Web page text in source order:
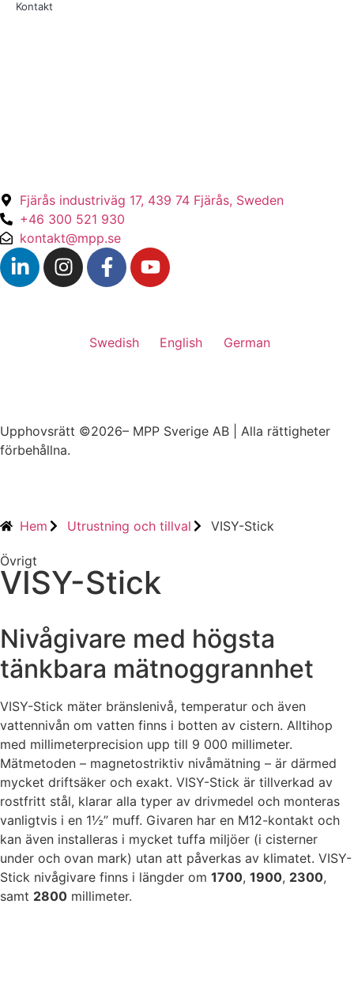
Kontakt
Fjärås industriväg 17, 439 74 Fjärås, Sweden
+46 300 521 930
kontakt@mpp.se
Swedish English German
Upphovsrätt ©2026– MPP Sverige AB | Alla rättigheter
förbehållna.
Hem Utrustning och tillval VISY-Stick
Övrigt
VISY-Stick
Nivågivare med högsta
tänkbara mätnoggrannhet
VISY-Stick mäter bränslenivå, temperatur och även
vattennivån om vatten finns i botten av cistern. Alltihop
med millimeterprecision upp till 9 000 millimeter.
Mätmetoden – magnetostriktiv nivåmätning – är därmed
mycket driftsäker och exakt. VISY-Stick är tillverkad av
rostfritt stål, klarar alla typer av drivmedel och monteras
vanligtvis i en 1½” muff. Givaren har en M12-kontakt och
kan även installeras i mycket tuffa miljöer (i cisterner
under och ovan mark) utan att påverkas av klimatet. VISY-
Stick nivågivare finns i längder om 1700, 1900, 2300,
samt 2800 millimeter.